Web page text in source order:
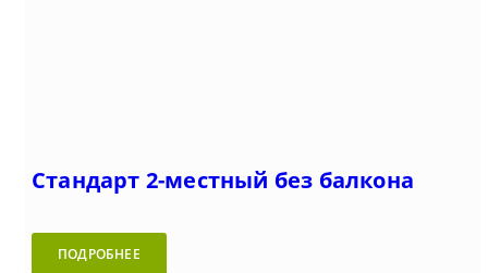
Стандарт 2-местный без балкона
ПОДРОБНЕЕ